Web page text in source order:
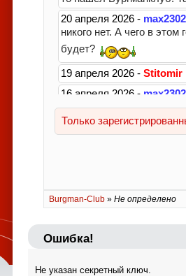
Burgman-Club » Не определено
Ошибка!
Не указан секретный ключ.